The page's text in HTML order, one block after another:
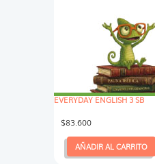
EVERYDAY ENGLISH 3 SB
$83.600
AÑADIR AL CARRITO